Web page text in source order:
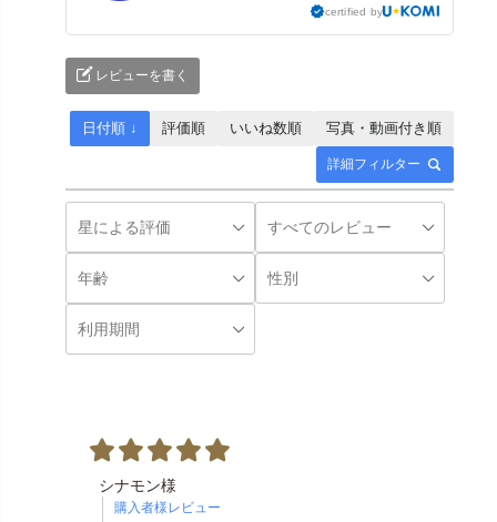
certified by
レビューを書く
詳細フィルター
日付順 ↓ 評価順 いいね数順 写真・動画付き順
シナモン様